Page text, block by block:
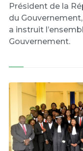
Président de la
du
a instruit
Gouvernement.